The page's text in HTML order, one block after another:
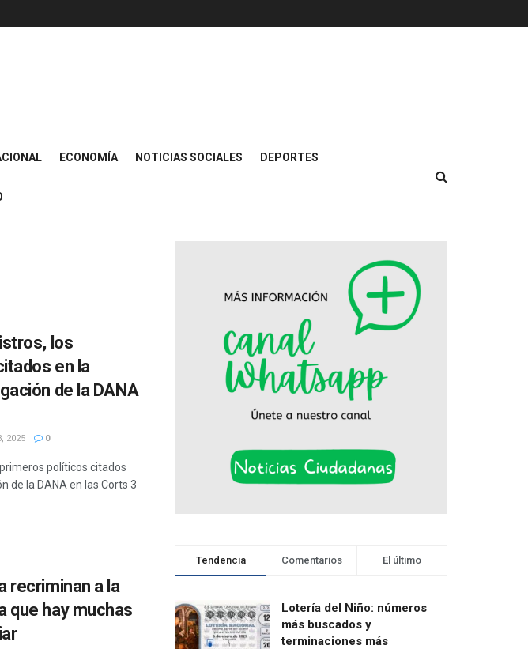
ECONOMÍA NOTICIAS SOCIALES DEPORTES
los
en la
de la DANA
2025 0
políticos citados
de la DANA en las Corts 3
recriminan a la
que hay muchas
Tendencia Comentarios El último
Lotería del Niño: números
más buscados y
terminaciones más